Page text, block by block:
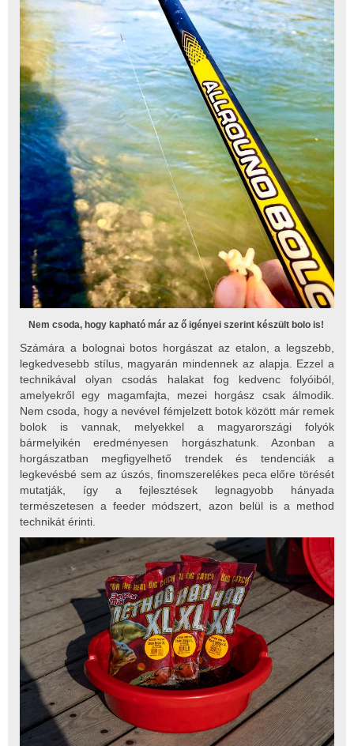
Nem csoda, hogy kapható már az ő igényei szerint készült bolo is!
Számára a bolognai botos horgászat az etalon, a legszebb,
legkedvesebb stílus, magyarán mindennek az alapja. Ezzel a
technikával olyan csodás halakat fog kedvenc folyóiból,
amelyekről egy magamfajta, mezei horgász csak álmodik.
Nem csoda, hogy a nevével fémjelzett botok között már remek
bolok is vannak, melyekkel a magyarországi folyók
bármelyikén eredményesen horgászhatunk. Azonban a
horgászatban megfigyelhető trendek és tendenciák a
legkevésbé sem az úszós, finomszerelékes peca előre törését
mutatják, így a fejlesztések legnagyobb hányada
természetesen a feeder módszert, azon belül is a method
technikát érinti.